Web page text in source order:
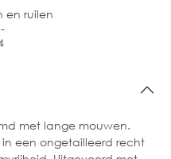
en ruilen
met lange mouwen.
in een ongetailleerd recht